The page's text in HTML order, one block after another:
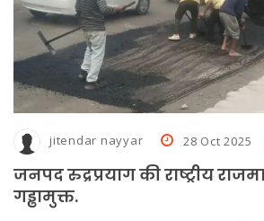
जघन्य अपराध के आधार पर राजेश गुलाटी की
नशे में धुत चालक ने किया 50 यात्रियों की जान से
पकड़ा
हड़ताल पर गए बिजली विभाग के कर्मचारी, गर्मी से
बनभूलपुर में एक हजार लोगों को नोटिस देकर
घर में घुसकर गनप्‍वाइंट पर महिला से दुष्कर्म का
jitendar nayyar 28 Oct 2025
जनपद रुद्रप्रयाग की राष्ट्रीय
गड्ढामुक्त.